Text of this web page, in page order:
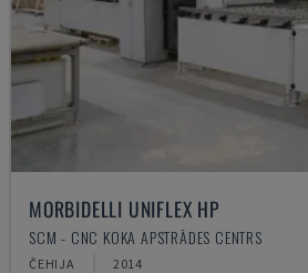
MORBIDELLI UNIFLEX HP
SCM - CNC KOKA APSTRĀDES CENTRS
ČEHIJA 2014